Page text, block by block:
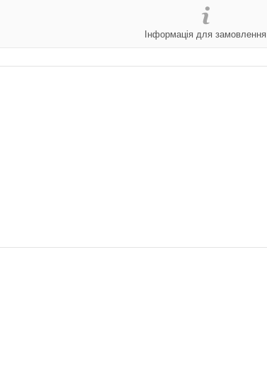
Інформація для замовлення